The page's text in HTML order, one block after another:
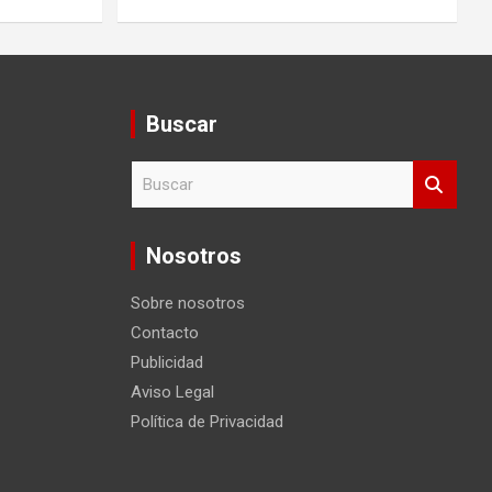
Buscar
c
Nosotros
Sobre nosotros
Contacto
Publicidad
Aviso Legal
Política de Privacidad